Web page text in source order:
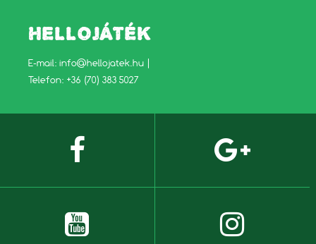
HELLOJÁTÉK
E-mail: info@hellojatek.hu
Telefon: +36 (70) 383 5027